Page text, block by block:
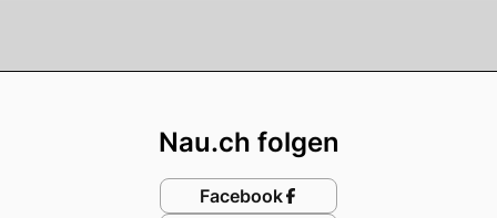
Nau.ch folgen
Facebook